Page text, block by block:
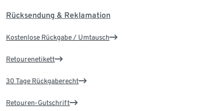
Rücksendung & Reklamation
Kostenlose Rückgabe / Umtausch
Retourenetikett
30 Tage Rückgaberecht
Retouren-Gutschrift